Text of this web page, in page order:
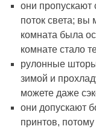
они пропускают
поток света; вы
комната была
комнате стало
рулонные
зимой и
можете даже
они допускают
принтов,